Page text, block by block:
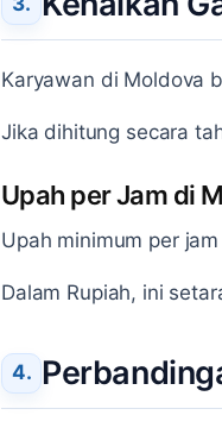
Karyawan di Moldova
Jika dihitung secara
Upah per Jam di
Upah minimum per
Dalam Rupiah, ini